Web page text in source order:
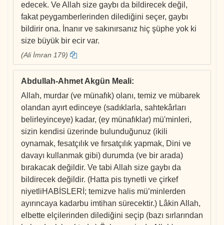
edecek. Ve Allah size gaybı da bildirecek değil,
fakat peygamberlerinden dilediğini seçer, gaybı
bildirir ona. İnanır ve sakınırsanız hiç şüphe yok ki
size büyük bir ecir var.
(Ali İmran 179)
Abdullah-Ahmet Akgün Meali:
Allah, murdar (ve münafık) olanı, temiz ve mübarek
olandan ayırt edinceye (sadıklarla, sahtekârları
belirleyinceye) kadar, (ey münafıklar) mü'minleri,
sizin kendisi üzerinde bulunduğunuz (ikili
oynamak, fesatçılık ve fırsatçılık yapmak, Dini ve
davayı kullanmak gibi) durumda (ve bir arada)
bırakacak değildir. Ve tabi Allah size gaybı da
bildirecek değildir. (Hatta pis tıynetli ve çirkef
niyetliHABİSLERİ; temizve halis mü’minlerden
ayırıncaya kadarbu imtihan sürecektir.) Lâkin Allah,
elbette elçilerinden dilediğini seçip (bazı sırlarından